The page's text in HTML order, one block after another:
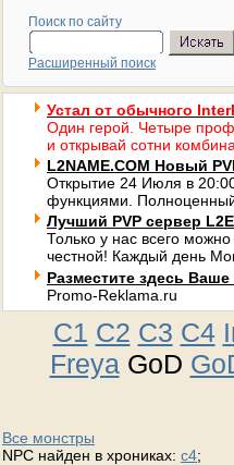
Поиск по сайту
Расширенный поиск
Устал от обычного
Один герой. Четыре
и открывай сотни
L2NAME.COM Новый
Открытие 24 Июля в
функциями.
Лучший PVP сервер
Только у нас всего
честной! Каждый день
Разместите здесь
Promo-Reklama.ru
C1 C2 C3 C4
FreyaGoD
Все монстры
NPC найден в хрониках: c4;